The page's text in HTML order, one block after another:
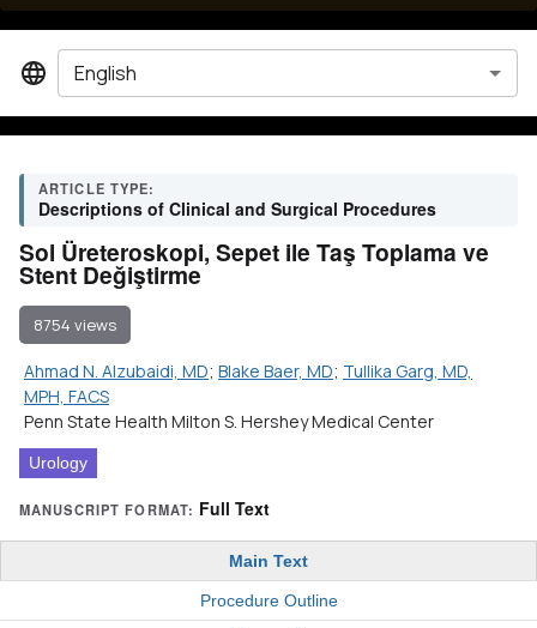
ARTICLE TYPE:
Descriptions of Clinical and Surgical Procedures
Sol Üreteroskopi, Sepet ile Taş Toplama ve
Stent Değiştirme
8754 views
Ahmad N. Alzubaidi, MD; Blake Baer, MD; Tullika Garg, MD,
MPH, FACS
Penn State Health Milton S. Hershey Medical Center
Urology
MANUSCRIPT FORMAT: Full Text
Main Text
Procedure Outline
English